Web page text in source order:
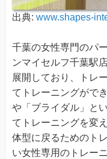
出典: www.shapes-
千葉の女性専門のパ
ンマイセルフ千葉駅
展開しており、トレ
てトレーニングがで
や「ブライダル」と
てトレーニングを変
体型に戻るためのト
い女性専用のトレー